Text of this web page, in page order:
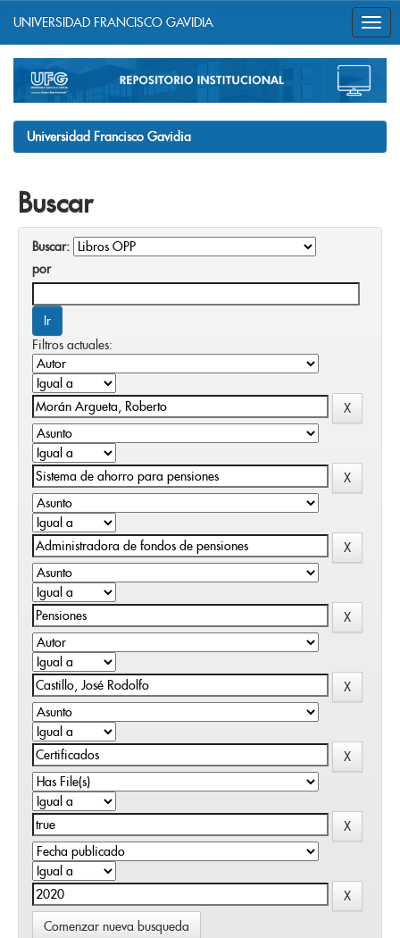
navigation
UNIVERSIDAD FRANCISCO GAVIDIA
Universidad Francisco Gavidia
Buscar
Buscar:
por
Filtros actuales:
Comenzar nueva busqueda